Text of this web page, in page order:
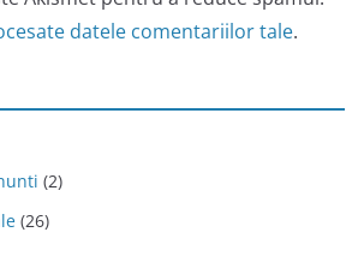
datele comentariilor tale.
(2)
(26)